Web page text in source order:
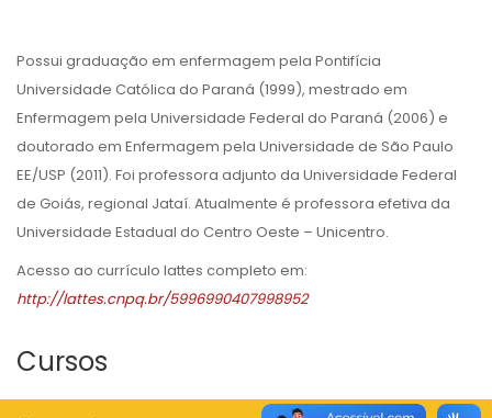
Possui graduação em enfermagem pela Pontifícia
Universidade Católica do Paraná (1999), mestrado em
Enfermagem pela Universidade Federal do Paraná (2006) e
doutorado em Enfermagem pela Universidade de São Paulo
EE/USP (2011). Foi professora adjunto da Universidade Federal
de Goiás, regional Jataí. Atualmente é professora efetiva da
Universidade Estadual do Centro Oeste – Unicentro.
Acesso ao currículo lattes completo em:
http://lattes.cnpq.br/5996990407998952
Cursos